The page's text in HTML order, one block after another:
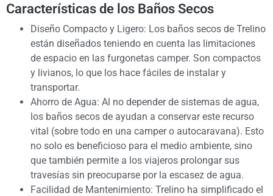
Características de los Baños Secos
Diseño Compacto y Ligero: Los baños secos de Trelino
están diseñados teniendo en cuenta las limitaciones
de espacio en las furgonetas camper. Son compactos
y livianos, lo que los hace fáciles de instalar y
transportar.
Ahorro de Agua: Al no depender de sistemas de agua,
los baños secos de ayudan a conservar este recurso
vital (sobre todo en una camper o autocaravana). Esto
no solo es beneficioso para el medio ambiente, sino
que también permite a los viajeros prolongar sus
travesías sin preocuparse por la escasez de agua.
Facilidad de Mantenimiento: Trelino ha simplificado el